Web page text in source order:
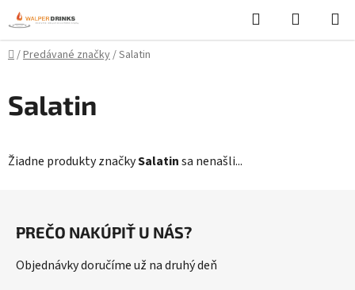
Prejsť
na
obsah
Hľadať
KOŠÍK
Domov
/Predávané značky/Salatin
Salatin
Žiadne produkty značkySalatinsa nenašli...
PREČO NAKÚPIŤ U NÁS?
Objednávky doručíme už na druhý deň